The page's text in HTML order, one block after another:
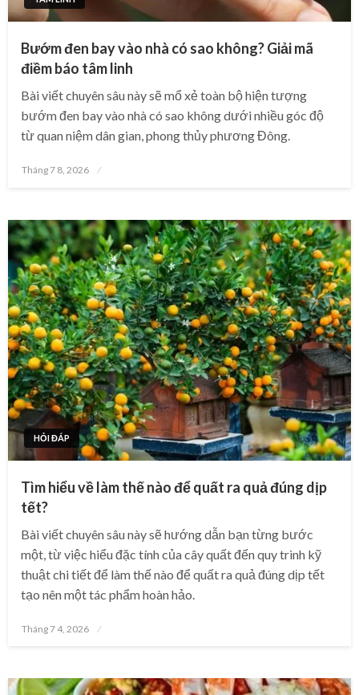
Bướm đen bay vào nhà có sao không? Giải mã
điềm báo tâm linh
Bài viết chuyên sâu này sẽ mổ xẻ toàn bộ hiện tượng
bướm đen bay vào nhà có sao không dưới nhiều góc độ
từ quan niệm dân gian, phong thủy phương Đông.
Posted
Tháng 7 8, 2026
HỎI ĐÁP
Tìm hiểu về làm thế nào để quất ra quả đúng dịp
tết?
Bài viết chuyên sâu này sẽ hướng dẫn bạn từng bước
một, từ việc hiểu đặc tính của cây quất đến quy trình kỹ
thuật chi tiết để làm thế nào để quất ra quả đúng dịp tết
tạo nên một tác phẩm hoàn hảo.
Posted
Tháng 7 4, 2026